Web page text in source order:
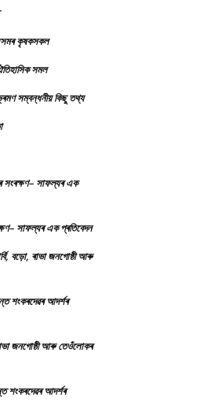
কৃষকসকল
সমল
সম্বন্ধনীয় কিছু তথ্য
সংৰক্ষণ– সাফল্যৰ এক
সাফল্যৰ এক প্ৰতিবেদন
বড়ো, ৰাভা জনগোষ্ঠী আৰু
শংকৰদেৱৰ আদৰ্শৰ
জনগোষ্ঠী আৰু তেওঁলোকৰ
শংকৰদেৱৰ আদৰ্শৰ